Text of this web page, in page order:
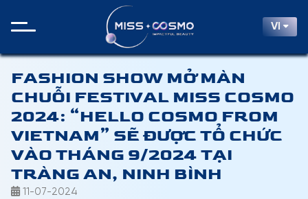
VI
FASHION SHOW MỞ MÀN
CHUỖI FESTIVAL MISS COSMO
2024: “HELLO COSMO FROM
VIETNAM” SẼ ĐƯỢC TỔ CHỨC
VÀO THÁNG 9/2024 TẠI
TRÀNG AN, NINH BÌNH
11-07-2024